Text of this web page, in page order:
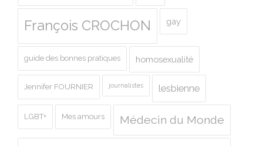
François CROCHON gay
guide des bonnes pratiques homosexualité
Jennifer FOURNIER journalistes lesbienne
LGBT+ Mes amours Médecin du Monde